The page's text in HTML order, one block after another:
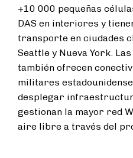
+10 000 pequeñas
DAS en interiores y
transporte en ciudades
Seattle y Nueva York.
también ofrecen
militares
desplegar
gestionan la mayor red
aire libre a través del